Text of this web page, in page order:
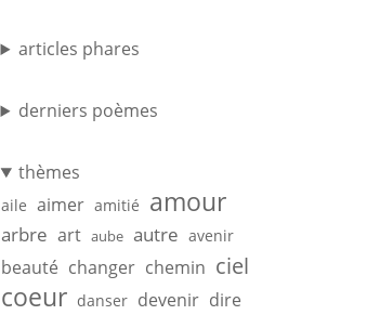
articles phares
derniers poèmes
thèmes
aile aimer amitié amour
arbre art aube autre avenir
beauté changer chemin ciel
coeur danser devenir dire